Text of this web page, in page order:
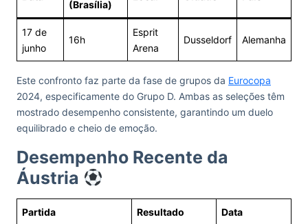
(Brasília)
17 de
junho
16h
Esprit
Arena
Dusseldorf Alemanha
Este confronto faz parte da fase de grupos da Eurocopa
2024, especificamente do Grupo D. Ambas as seleções têm
mostrado desempenho consistente, garantindo um duelo
equilibrado e cheio de emoção.
Desempenho Recente da
Áustria
Partida Resultado Data